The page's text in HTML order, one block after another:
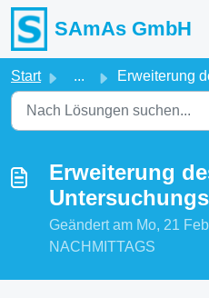
Zum hauptsächlichen Inhalt
SAmAs GmbH
Start ... Erweiterung
Erweiterung
Geändert am Mo, 21
NACHMITTAGS